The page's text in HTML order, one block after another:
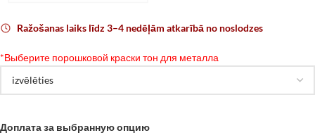
Ražošanas laiks līdz 3–4 nedēļām atkarībā no noslodzes
*Выберите порошковой краски тон для металла
Доплата за выбранную опцию